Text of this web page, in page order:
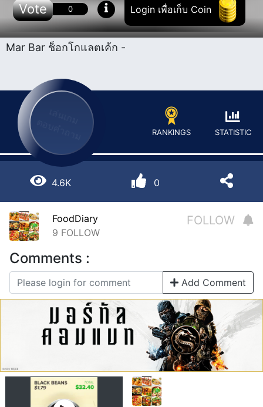
Vote 0 Login เพื่อเก็บ Coin
Mar Bar ช็อกโกแลต​เค้ก -
RANKINGS STATISTIC
4.6K 0
FoodDiary
9 FOLLOW
FOLLOW
Comments :
Add Comment